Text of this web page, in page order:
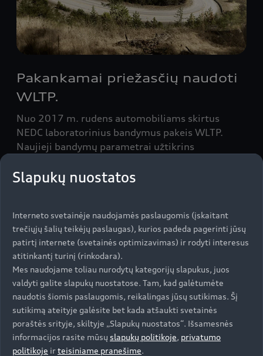
Pakankamai priežasčių naudoti
WLTP.
Nuo 2017 m. rudens automobiliams skirtus
NEDC laboratorinius bandymus pakeis WLTP.
Naujieji bandymų parametrai užtikrins
perskaitysite, kuo šios procedūros skiriasi
praktiškai.
Sužinokite daugiau
Slapukų nuostatos
Interneto svetainėje naudojamės paslaugomis (įskaitant
trečiųjų šalių teikėjų paslaugas), kurios padeda pagerinti jūsų
patirtį internete (svetainės optimizavimas) ir rodyti interesus
atitinkantį turinį (rinkodara).
Mes naudojame toliau nurodytų kategorijų slapukus, juos
valdyti galite slapukų nuostatose. Tam, kad galėtumėte
naudotis šiomis paslaugomis, reikalingas jūsų sutikimas. Šį
sutikimą ateityje galėsite bet kada atšaukti svetainės
poraštės srityje, skiltyje „Slapukų nuostatos“. Išsamesnės
informacijos rasite mūsų slapukų politikoje, privatumo
politikoje irteisiniame pranešime.